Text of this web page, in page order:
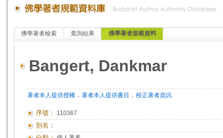
佛學著者檢索 查詢結果 佛學著者規範資料
Bangert, Dankmar
著者本人提供授權 ． 著者本人提供書目 ． 校正著者資訊
序號： 110367
別名：